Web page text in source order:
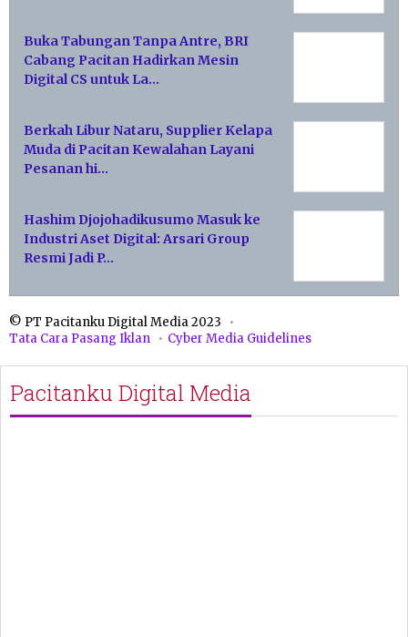
Buka Tabungan Tanpa Antre, BRI
Cabang Pacitan Hadirkan Mesin
Digital CS untuk La…
Berkah Libur Nataru, Supplier Kelapa
Muda di Pacitan Kewalahan Layani
Pesanan hi…
Hashim Djojohadikusumo Masuk ke
Industri Aset Digital: Arsari Group
Resmi Jadi P…
© PT Pacitanku Digital Media 2023
Tata Cara Pasang Iklan
Cyber Media Guidelines
Pacitanku Digital Media